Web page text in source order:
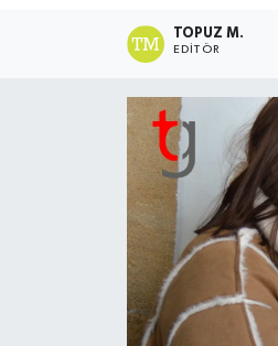
TOPUZ M.
EDITÖR